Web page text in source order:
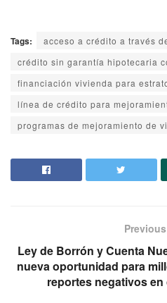
Tags:
acceso a crédito a través
crédito sin garantía hipotecaria
financiación vivienda para
línea de crédito para
programas de mejoramiento de
Ley de Borrón y Cuenta
nueva oportunidad para
reportes negativos